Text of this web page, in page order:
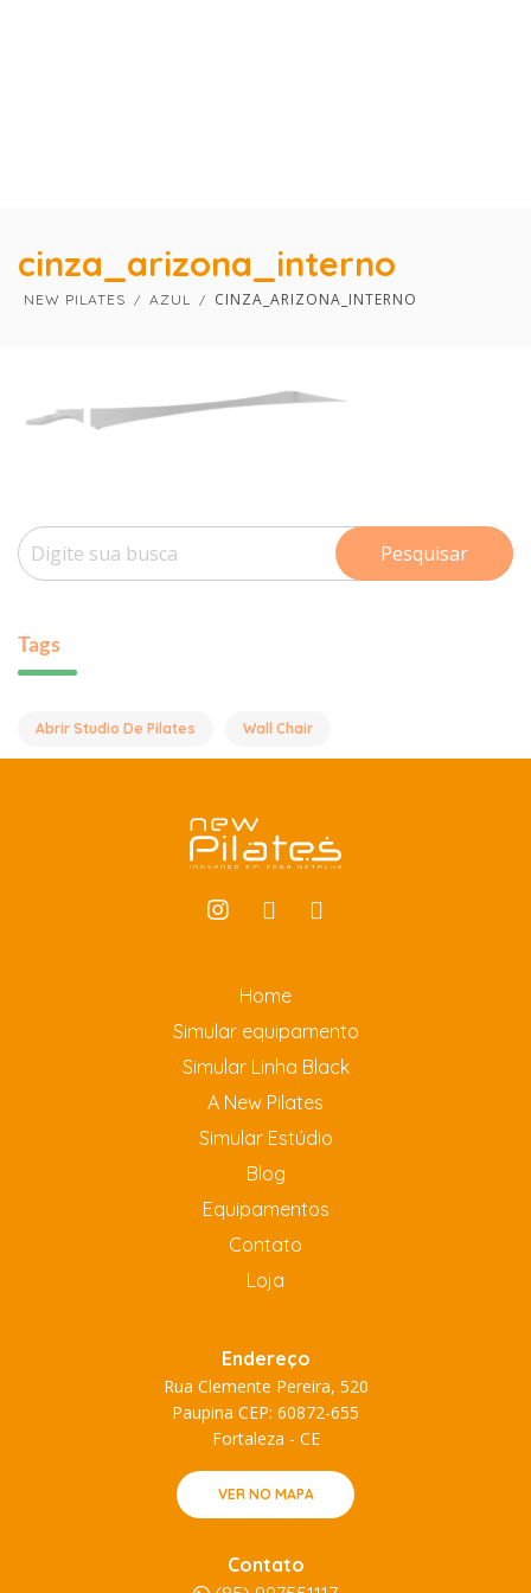
cinza_arizona_interno
NEW PILATES AZUL CINZA_ARIZONA_INTERNO
Pesquisar
Tags
Abrir Studio De Pilates Wall Chair
Home
Simular equipamento
Simular Linha Black
A New Pilates
Simular Estúdio
Blog
Equipamentos
Contato
Loja
Endereço
Rua Clemente Pereira, 520
Paupina CEP: 60872-655
Fortaleza - CE
VER NO MAPA
Contato